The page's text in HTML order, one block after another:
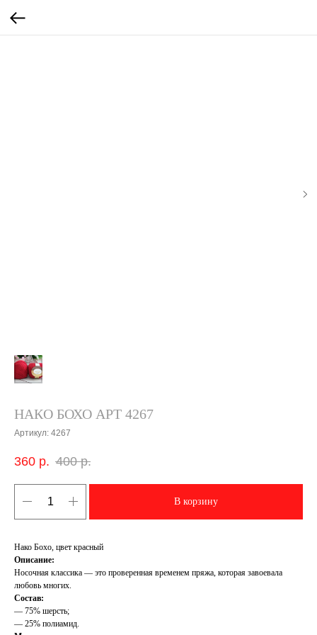
НАКО БОХО АРТ 4267
Артикул: 4267
360 р. 400 р.
В корзину
Нако Бохо, цвет красный
Описание:
Носочная классика — это проверенная временем пряжа, которая завоевала
любовь многих.
Состав:
— 75% шерсть;
— 25% полиамид.